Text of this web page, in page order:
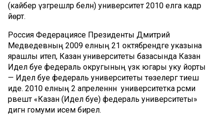
(кайбер үзгәрешләр белән) университет 2010 елга кадәр
йөртә.
Россия Федерациясе Президенты Дмитрий
Медведевның 2009 елның 21 октябрендәге указына
ярашлы итеп, Казан университеты базасында Казан
Идел буе федераль округының үзәк югары уку йорты
— Идел буе федераль университеты төзелергә тиеш
иде. 2010 елның 2 апреленнән университетка рәсми
рәвештә «Казан (Идел буе) федераль университеты»
дигән гомуми исем бирелә.